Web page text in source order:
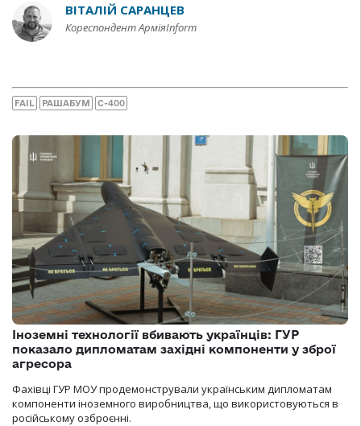
ВІТАЛІЙ САРАНЦЕВ
Кореспондент АрміяInform
FAIL РАШАБУМ С-400
Іноземні технології вбивають українців: ГУР
показало дипломатам західні компоненти у зброї
агресора
Фахівці ГУР МОУ продемонстрували українським дипломатам
компоненти іноземного виробництва, що використовуються в
російському озброєнні.